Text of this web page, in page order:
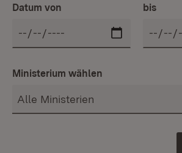
Datum von bis
Ministerium wählen